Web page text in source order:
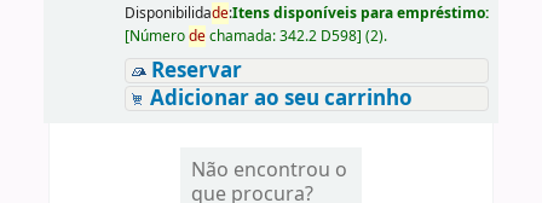
Disponibilidade:Itens disponíveis para empréstimo:
[Númerodechamada:342.2 D598] (2).
Reservar
Adicionar ao seu carrinho
Não encontrou o
que procura?